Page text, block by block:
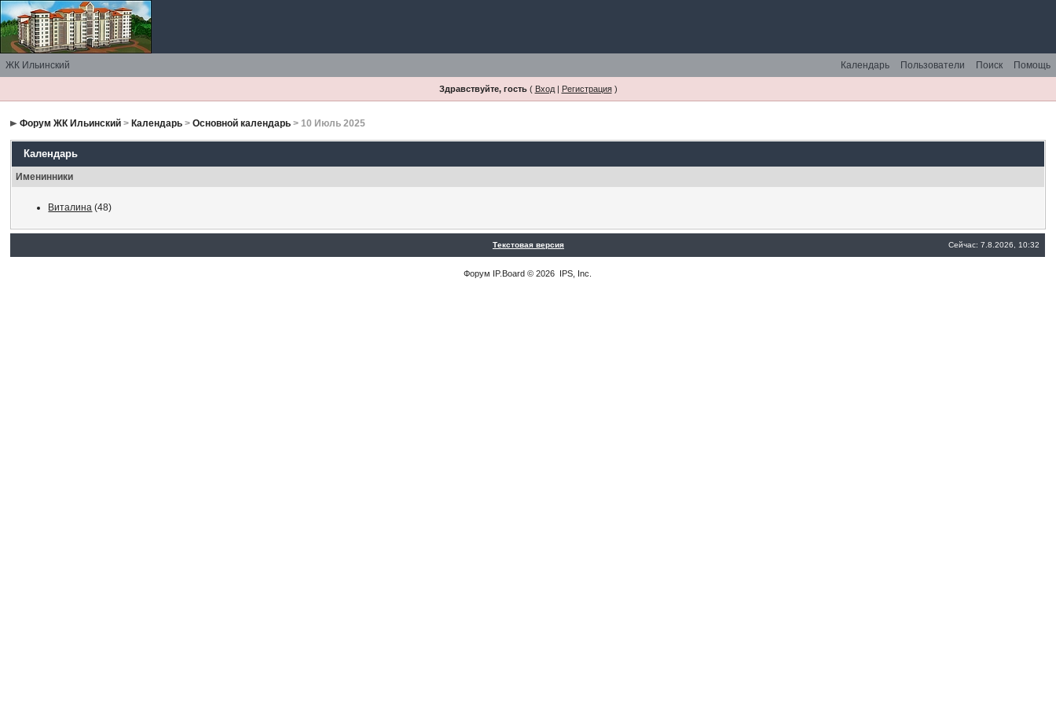
ЖК Ильинский Помощь
Поиск
Пользователи
Календарь
Здравствуйте, гость( Вход| Регистрация)
Форум ЖК Ильинский > Календарь >Основной календарь > 10 Июль 2025
Календарь
Именинники
Виталина (48)
Текстовая версия Сейчас: 7.8.2026, 10:32
Форум IP.Board © 2026 IPS, Inc